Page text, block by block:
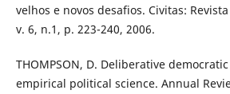
velhos e novos desafios. Civitas:
v. 6, n.1, p. 223-240, 2006.
THOMPSON, D. Deliberative
empirical political science. Annual